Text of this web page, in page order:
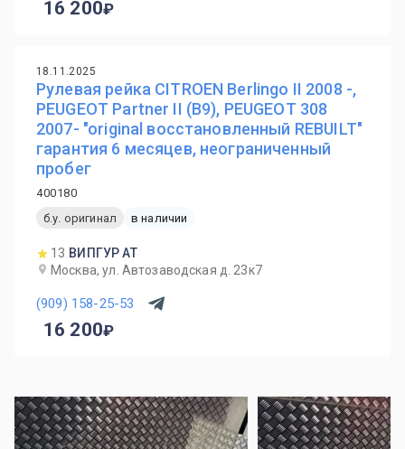
16 200
18.11.2025
Рулевая рейка CITROEN Berlingo II 2008 -,
PEUGEOT Partner II (B9), PEUGEOT 308
2007- "original восстановленный REBUILT"
гарантия 6 месяцев, неограниченный
пробег
400180
б.у. оригинал
в наличии
13 ВИПГУР АТ
Москва, ул. Автозаводская д. 23к7
(909) 158-25-53
16 200